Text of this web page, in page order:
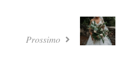
Prossimo